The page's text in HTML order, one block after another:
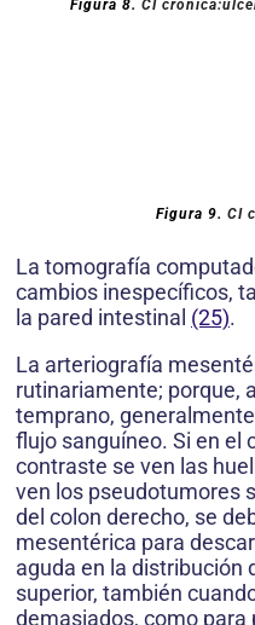
Figura 8. CI
Figura 9. CI
La tomografía
cambios inespecíficos,
la pared intestinal (25).
La arteriografía
rutinariamente; porque,
temprano,
flujo sanguíneo. Si en el
contraste se ven las
ven los pseudotumores
del colon derecho, se
mesentérica para
aguda en la distribución
superior, también
demasiados, como